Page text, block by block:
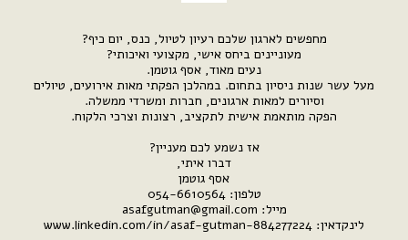
מחפשים לארגון שלכם רעיון לטיול, כנס, יום כיף?
מעוניינים ביחס אישי, מקצועי ואיכותי?
נעים מאוד, אסף גוטמן.
מעל עשר שנות ניסיון בתחום. במהלכן הפקתי מאות אירועים, טיולים
וסיורים למאות ארגונים, חברות ומשרדי ממשלה.
הפקה מותאמת אישית לתקציב, רצונות וצרכי הלקוח.
אז נשמע לכם מעניין?
דברו איתי,
אסף גוטמן
טלפון: 054-6610564
מייל: asafgutman@gmail.com
לינקדאין: www.linkedin.com/in/asaf-gutman-884277224